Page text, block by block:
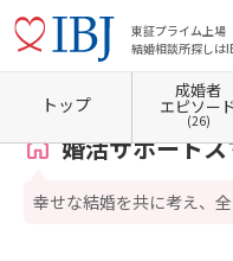
東証プライム上場
結婚相談所探しは
ホーム 奈良県の結婚相談所 婚活
婚活サポート
幸せな結婚を共に考え、
トップ
成婚者
エピソード
(26)